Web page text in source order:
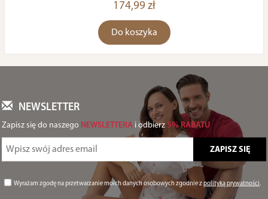
174,99 zł
Do koszyka
NEWSLETTER
Zapisz się do naszego NEWSLETTERA i odbierz 5% RABATU
Wyrażam zgodę na przetwarzanie moich danych osobowych zgodnie zpolityką prywatności.